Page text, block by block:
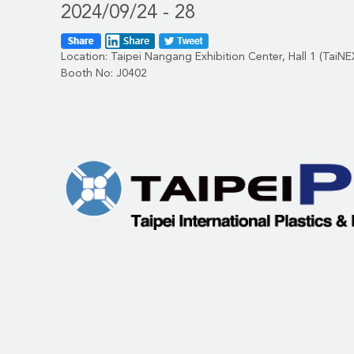
2024/09/24 - 28
Location: Taipei Nangang Exhibition Center, Hall 1
Booth No: J0402